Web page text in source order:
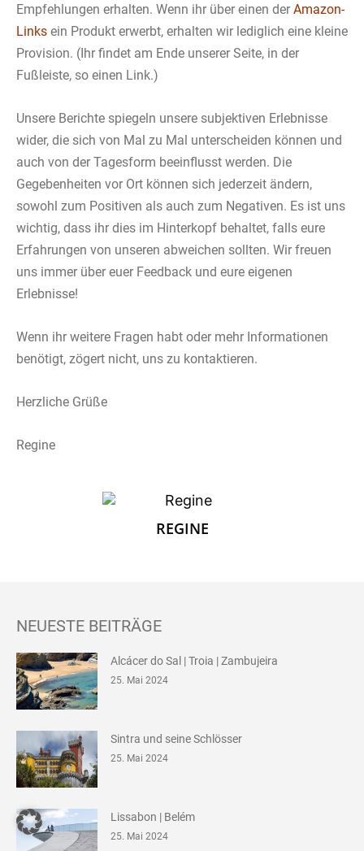
Empfehlungen erhalten. Wenn ihr über einen der Amazon-
Links ein Produkt erwerbt, erhalten wir lediglich eine kleine
Provision. (Ihr findet am Ende unserer Seite, in der
Fußleiste, so einen Link.)
Unsere Berichte spiegeln unsere subjektiven Erlebnisse
wider, die sich von Mal zu Mal unterscheiden können und
auch von der Tagesform beeinflusst werden. Die
Gegebenheiten vor Ort können sich jederzeit ändern,
sowohl zum Positiven als auch zum Negativen. Es ist uns
wichtig, dass ihr dies im Hinterkopf behaltet, falls eure
Erfahrungen von unseren abweichen sollten. Wir freuen
uns immer über euer Feedback und eure eigenen
Erlebnisse!
Wenn ihr weitere Fragen habt oder mehr Informationen
benötigt, zögert nicht, uns zu kontaktieren.
Herzliche Grüße
Regine
REGINE
NEUESTE BEITRÄGE
Alcácer do Sal | Troia | Zambujeira
25. Mai 2024
Sintra und seine Schlösser
25. Mai 2024
Lissabon | Belém
25. Mai 2024